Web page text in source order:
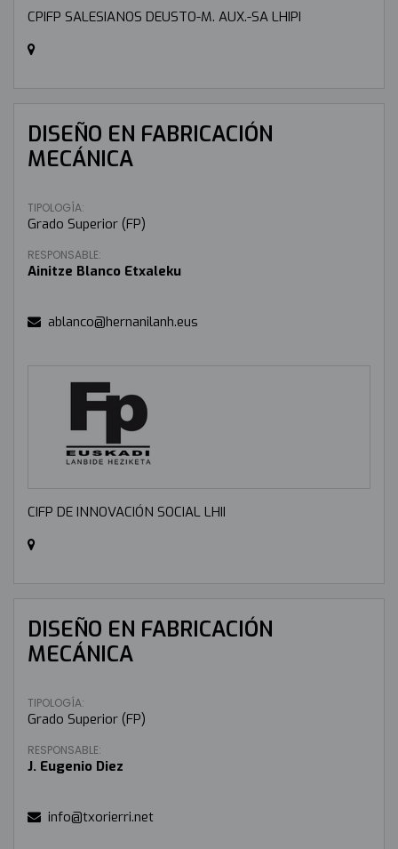
CPIFP SALESIANOS DEUSTO-M. AUX.-SA LHIPI
DISEÑO EN FABRICACIÓN
MECÁNICA
TIPOLOGÍA:
Grado Superior (FP)
RESPONSABLE:
Ainitze Blanco Etxaleku
ablanco@hernanilanh.eus
CIFP DE INNOVACIÓN SOCIAL LHII
DISEÑO EN FABRICACIÓN
MECÁNICA
TIPOLOGÍA:
Grado Superior (FP)
RESPONSABLE:
J. Eugenio Diez
info@txorierri.net